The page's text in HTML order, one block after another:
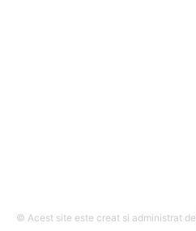
© Acest site este creat si administrat de